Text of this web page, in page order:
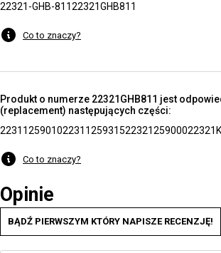
22321-GHB-81122321GHB811
Co to znaczy?
Produkt o numerze 22321GHB811 jest
(replacement) następujących części:
223112590102231125931522321259000
Co to znaczy?
Opinie
BĄDŹ PIERWSZYM KTÓRY NAPISZE RECENZJĘ!